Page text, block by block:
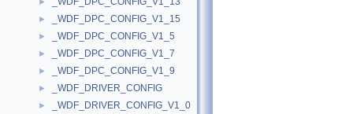
► _WDF_DPC_CONFIG_V1_15
► _WDF_DPC_CONFIG_V1_5
► _WDF_DPC_CONFIG_V1_7
► _WDF_DPC_CONFIG_V1_9
► _WDF_DRIVER_CONFIG
► _WDF_DRIVER_CONFIG_V1_0